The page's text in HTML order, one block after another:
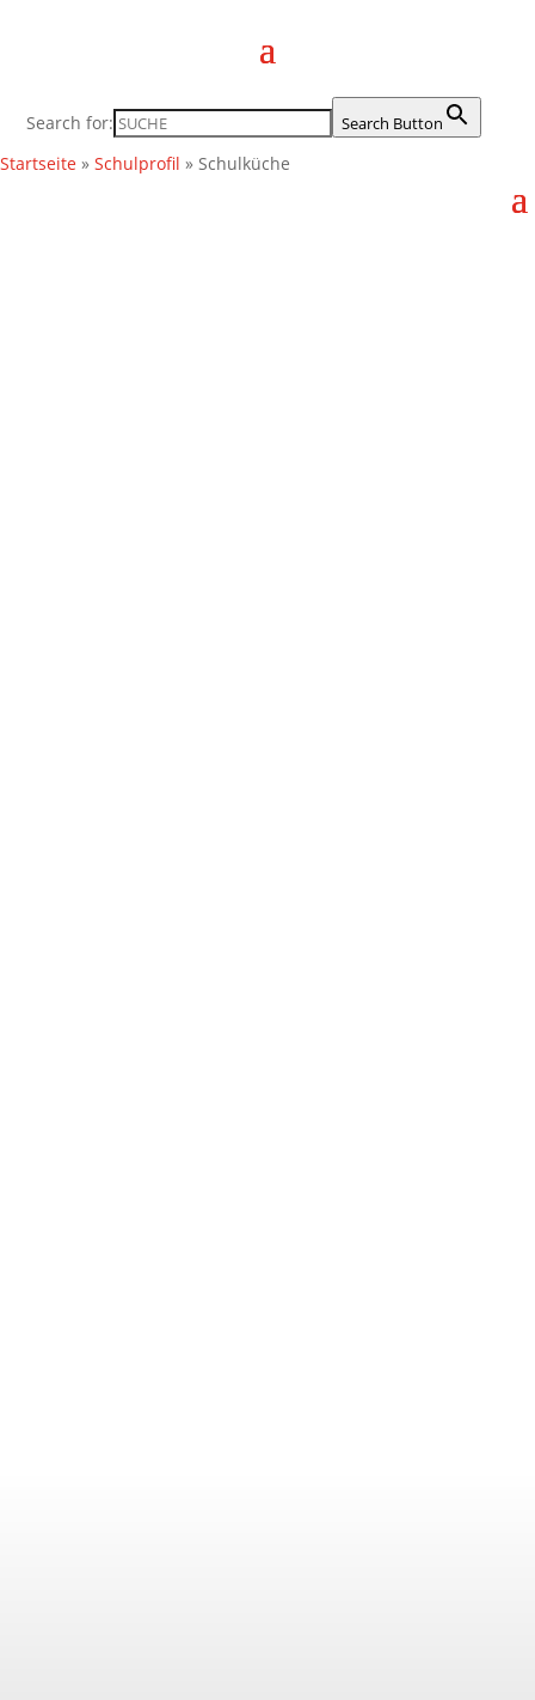
Search for: Search Button
Startseite » Schulprofil » Schulküche